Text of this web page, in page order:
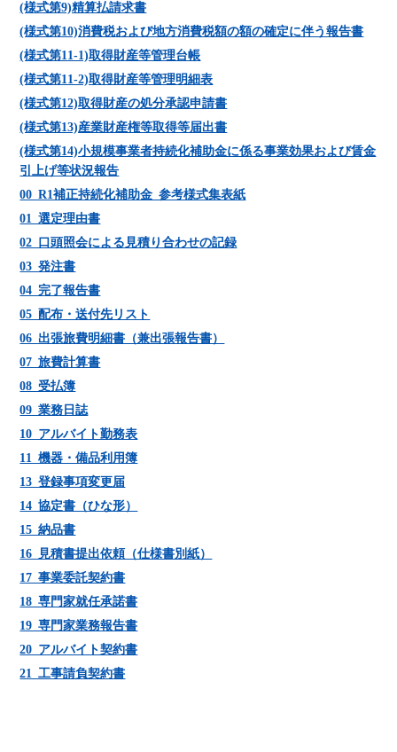
(様式第9)精算払請求書
(様式第10)消費税および地方消費税額の額の確定に伴う報告書
(様式第11-1)取得財産等管理台帳
(様式第11-2)取得財産等管理明細表
(様式第12)取得財産の処分承認申請書
(様式第13)産業財産権等取得等届出書
(様式第14)小規模事業者持続化補助金に係る事業効果および賃金
引上げ等状況報告
00_R1補正持続化補助金_参考様式集表紙
01_選定理由書
02_口頭照会による見積り合わせの記録
03_発注書
04_完了報告書
05_配布・送付先リスト
06_出張旅費明細書（兼出張報告書）
07_旅費計算書
08_受払簿
09_業務日誌
10_アルバイト勤務表
11_機器・備品利用簿
13_登録事項変更届
14_協定書（ひな形）
15_納品書
16_見積書提出依頼（仕様書別紙）
17_事業委託契約書
18_専門家就任承諾書
19_専門家業務報告書
20_アルバイト契約書
21_工事請負契約書